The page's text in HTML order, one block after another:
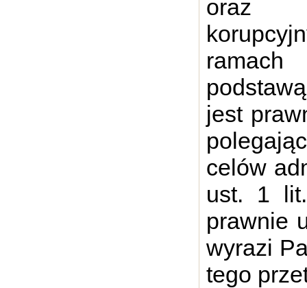
oraz
jest
celów
ust. 1
prawnie
wyrazi
tego